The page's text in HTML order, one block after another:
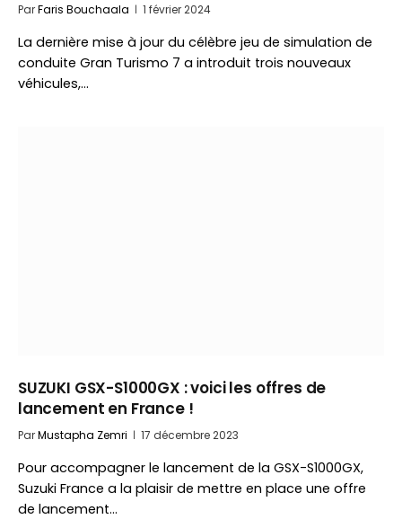
ParFaris Bouchaala 1 février 2024
La dernière mise à jour du célèbre jeu de simulation de
conduite Gran Turismo 7 a introduit trois nouveaux
véhicules,…
SUZUKI GSX-S1000GX : voici les offres de
lancement en France !
ParMustapha Zemri 17 décembre 2023
Pour accompagner le lancement de la GSX-S1000GX,
Suzuki France a la plaisir de mettre en place une offre
de lancement…